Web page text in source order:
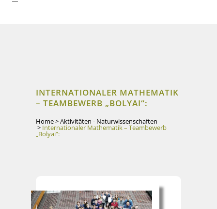
INTERNATIONALER MATHEMATIK
– TEAMBEWERB „BOLYAI“:
Home>Aktivitäten - Naturwissenschaften
> Internationaler Mathematik – Teambewerb
„Bolyai“: